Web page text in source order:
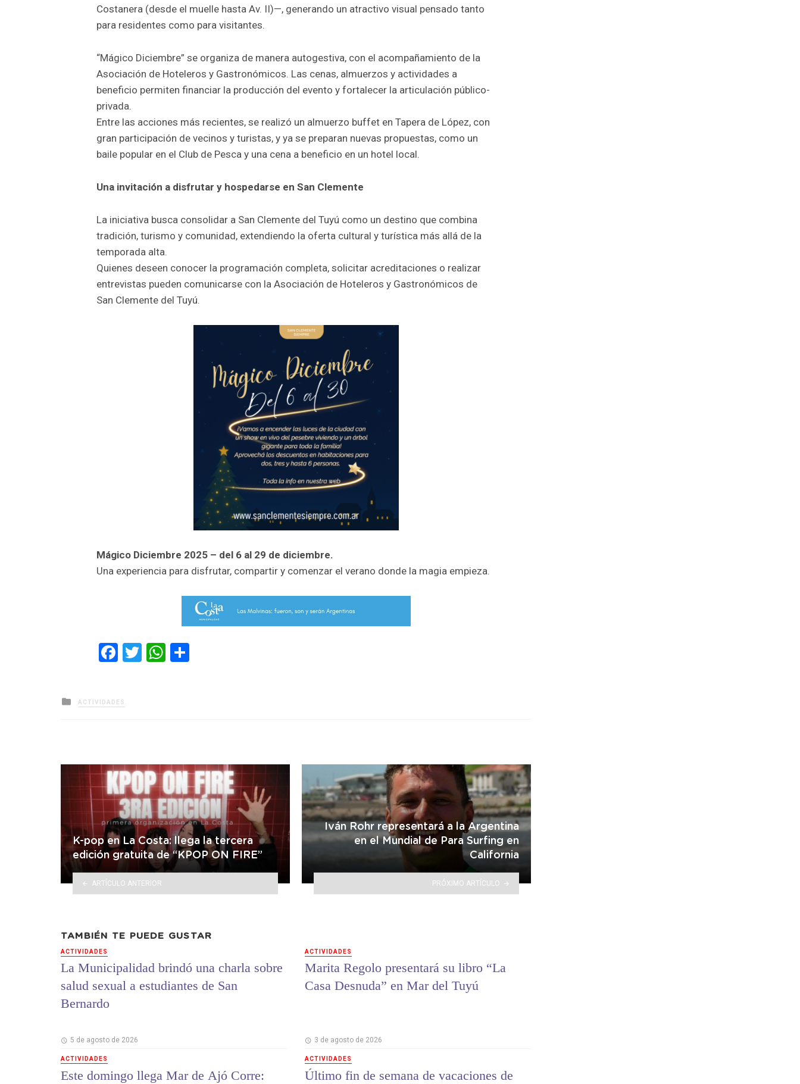
Costanera (desde el muelle hasta Av. II)—, generando un atractivo visual pensado tanto
para residentes como para visitantes.
“Mágico Diciembre” se organiza de manera autogestiva, con el acompañamiento de la
Asociación de Hoteleros y Gastronómicos. Las cenas, almuerzos y actividades a
beneficio permiten financiar la producción del evento y fortalecer la articulación público-
privada.
Entre las acciones más recientes, se realizó un almuerzo buffet en Tapera de López, con
gran participación de vecinos y turistas, y ya se preparan nuevas propuestas, como un
baile popular en el Club de Pesca y una cena a beneficio en un hotel local.
Una invitación a disfrutar y hospedarse en San Clemente
La iniciativa busca consolidar a San Clemente del Tuyú como un destino que combina
tradición, turismo y comunidad, extendiendo la oferta cultural y turística más allá de la
temporada alta.
Quienes deseen conocer la programación completa, solicitar acreditaciones o realizar
entrevistas pueden comunicarse con la Asociación de Hoteleros y Gastronómicos de
San Clemente del Tuyú.
Mágico Diciembre 2025 – del 6 al 29 de diciembre.
Una experiencia para disfrutar, compartir y comenzar el verano donde la magia empieza.
Facebook
TwitterWhatsApp
Posted
in
ACTIVIDADES
K-pop en La Costa: llega la tercera
edición gratuita de “KPOP ON FIRE”
ARTÍCULO ANTERIOR
Iván Rohr representará a la Argentina
en el Mundial de Para Surfing en
California
PRÓXIMO ARTÍCULO
TAMBIÉN TE PUEDE GUSTAR
ACTIVIDADES
La Municipalidad brindó una charla sobre
salud sexual a estudiantes de San
Bernardo
5 de agosto de 2026
ACTIVIDADES
Este domingo llega Mar de Ajó Corre:
ACTIVIDADES
Marita Regolo presentará su libro “La
Casa Desnuda” en Mar del Tuyú
3 de agosto de 2026
ACTIVIDADES
Último fin de semana de vacaciones de